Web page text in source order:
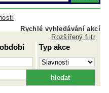
Rychlé vyhledávání akcí
Typ akce
Rozšířený filtr